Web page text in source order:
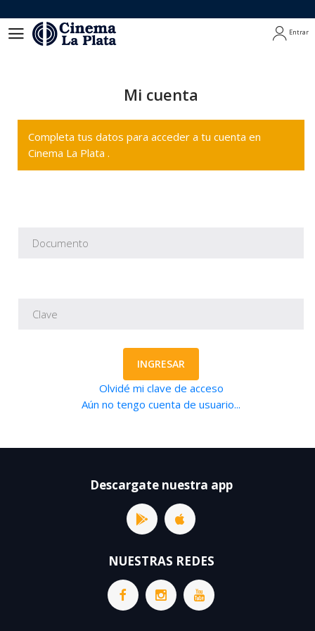
Entrar
Mi cuenta
Completa tus datos para acceder a tu cuenta en
Cinema La Plata .
INGRESAR
Olvidé mi clave de acceso
Aún no tengo cuenta de usuario...
Descargate nuestra app
NUESTRAS REDES